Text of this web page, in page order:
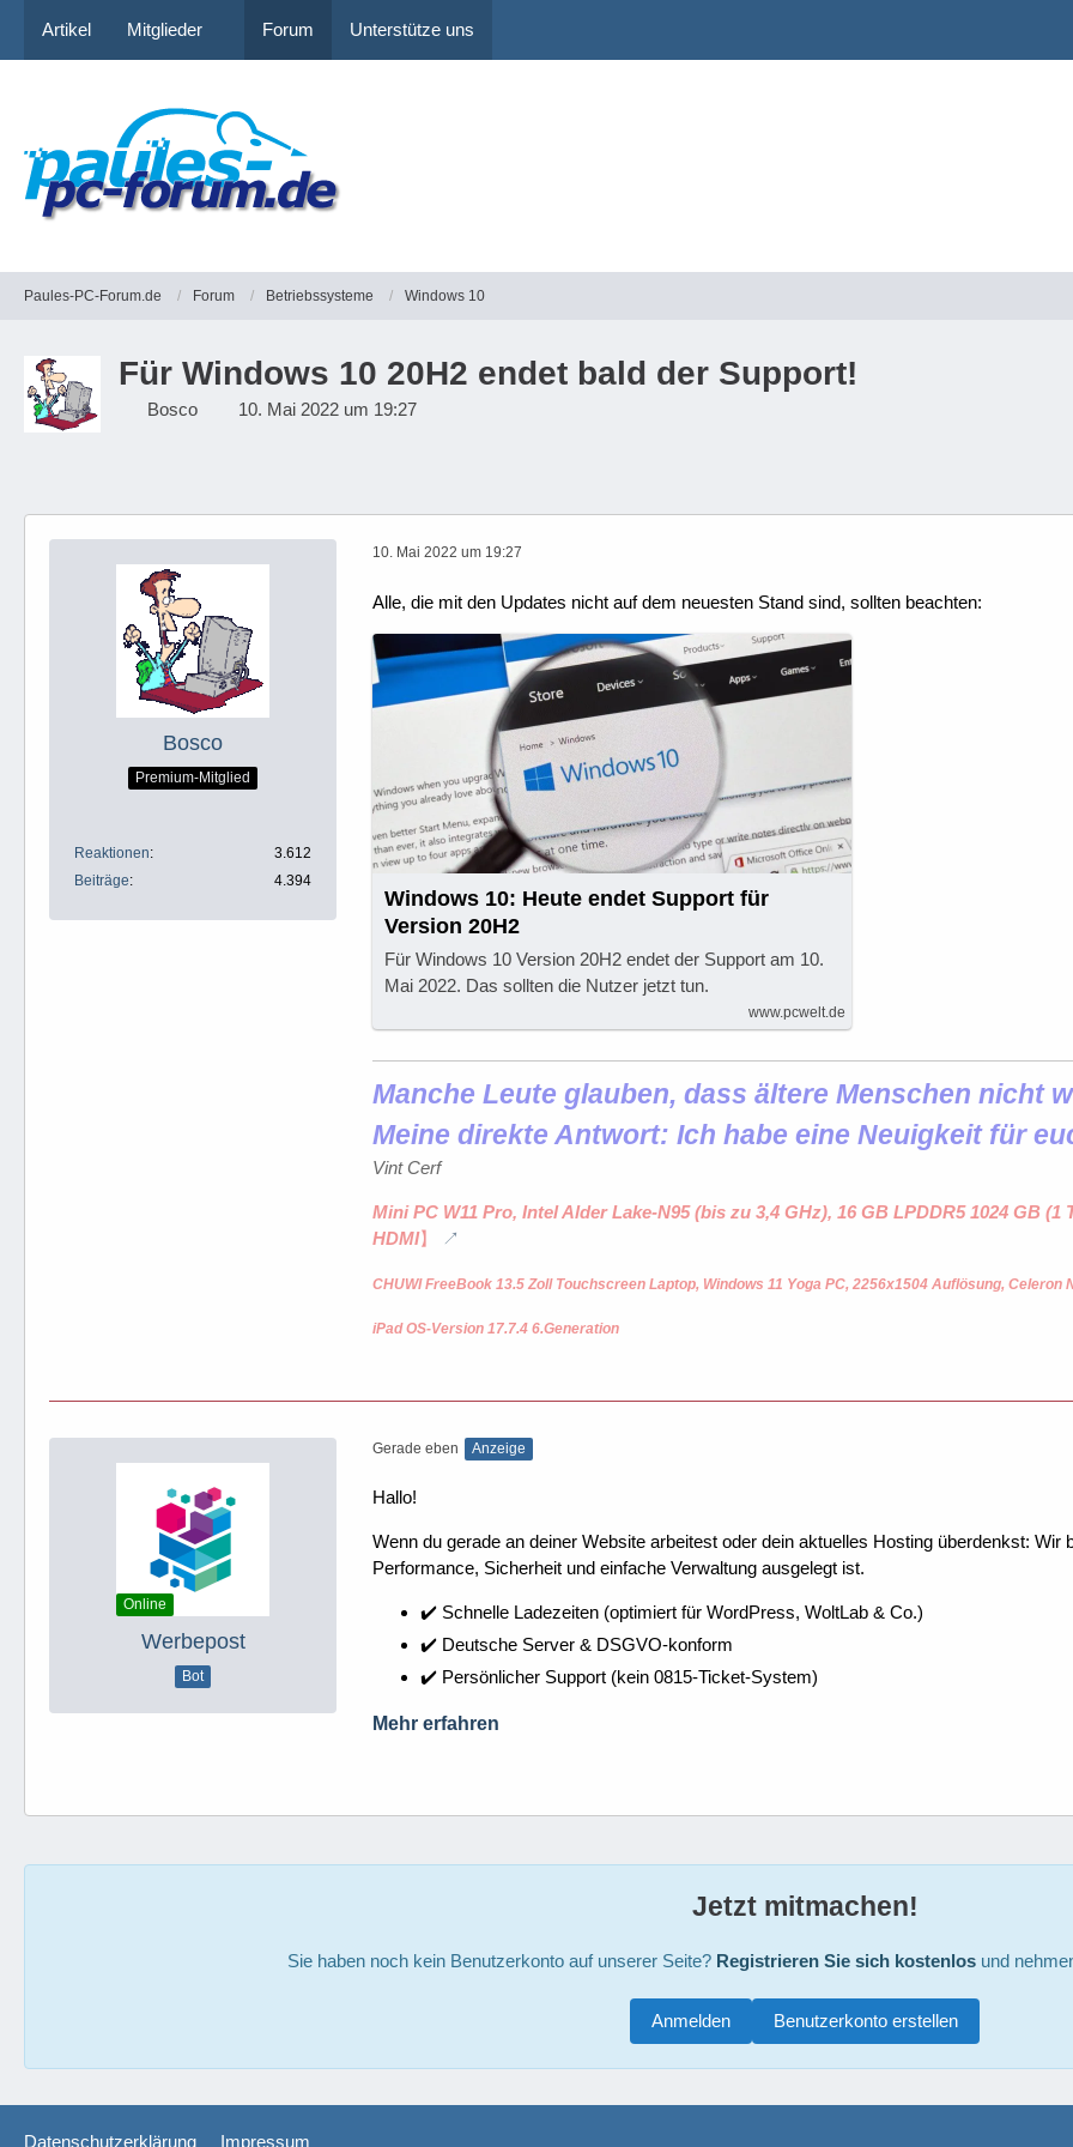
Artikel Mitglieder Forum Unterstütze uns
Paules-PC-Forum.de Forum Betriebssysteme Windows 10
Für Windows 10 20H2 endet bald der Support!
Bosco 10. Mai 2022 um 19:27
Bosco
Premium-Mitglied
Reaktionen
3.612
Beiträge
4.394
10. Mai 2022 um 19:27
Alle, die mit den Updates nicht auf dem neuesten Stand sind, sollten beachten:
Windows 10: Heute endet Support für
Version 20H2
Für Windows 10 Version 20H2 endet der Support am 10.
Mai 2022. Das sollten die Nutzer jetzt tun.
www.pcwelt.de
Manche Leute glauben, dass ältere Menschen nicht
Meine direkte Antwort: Ich habe eine Neuigkeit für
Vint Cerf
Mini PC W11 Pro, Intel Alder Lake-N95 (bis zu 3,4 GHz), 16 GB LPDDR5 1024 GB
HDMI】
CHUWI FreeBook 13.5 Zoll Touchscreen Laptop, Windows 11 Yoga PC, 2256x1504 Auflösung, Celeron
iPad OS-Version 17.7.4 6.Generation
Online
Werbepost
Bot
Gerade eben Anzeige
Hallo!
Wenn du gerade an deiner Website arbeitest oder dein aktuelles Hosting überdenkst:
Performance, Sicherheit und einfache Verwaltung ausgelegt ist.
✔️ Schnelle Ladezeiten (optimiert für WordPress, WoltLab & Co.)
✔️ Deutsche Server & DSGVO-konform
✔️ Persönlicher Support (kein 0815-Ticket-System)
Mehr erfahren
Jetzt mitmachen!
Sie haben noch kein Benutzerkonto auf unserer Seite? Registrieren Sie sich kostenlosund
Benutzerkonto erstellen
Anmelden
Datenschutzerklärung Impressum